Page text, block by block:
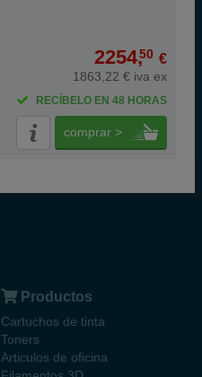
2254,50 €
1863,22 € iva ex
RECÍBELO EN 48 HORAS
comprar >
Productos
Cartuchos de tinta
Toners
Articulos de oficina